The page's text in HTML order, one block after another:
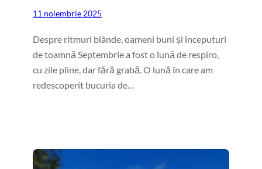
11 noiembrie 2025
Despre ritmuri blânde, oameni buni și începuturi
de toamnă Septembrie a fost o lună de respiro,
cu zile pline, dar fără grabă. O lună în care am
redescoperit bucuria de…